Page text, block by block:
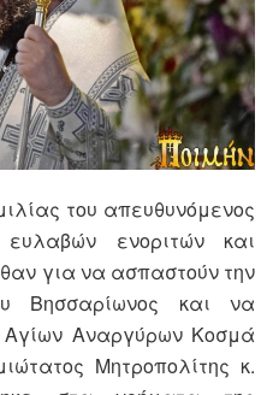
του απευθυνόμενος
ενοριτών και
για να ασπαστούν την
Βησσαρίωνος και να
Αγίων Αναργύρων Κοσμά
Μητροπολίτης κ.